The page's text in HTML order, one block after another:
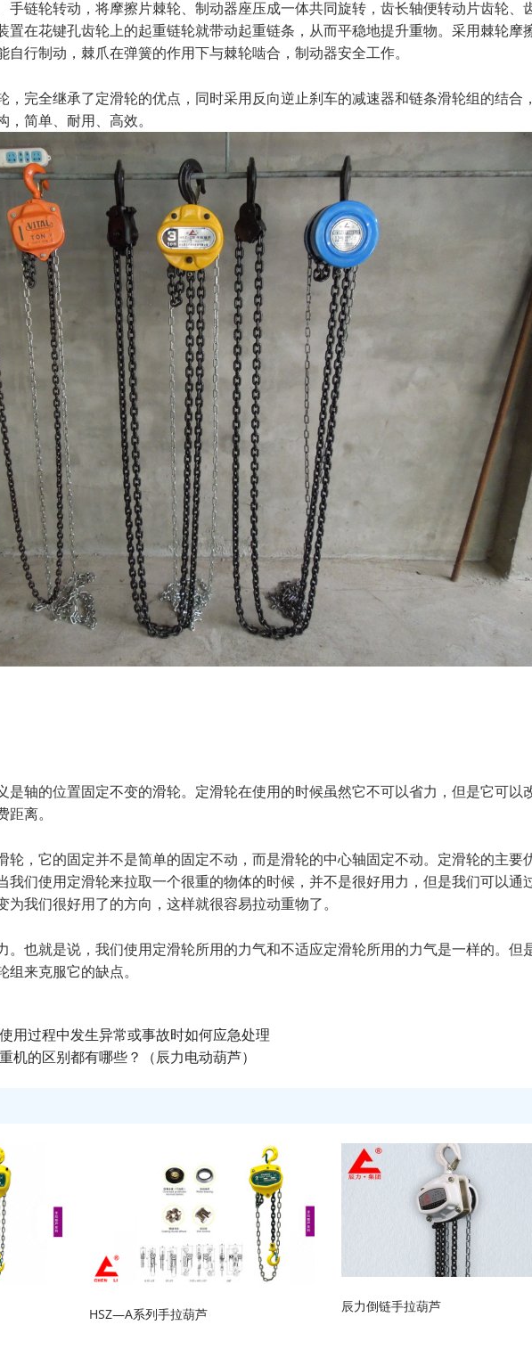
手链轮转动，将摩擦片棘轮、制动器座压成一体共同旋转，齿长轴便转动片齿轮、
置在花键孔齿轮上的起重链轮就带动起重链条，从而平稳地提升重物。采用棘轮摩
自行制动，棘爪在弹簧的作用下与棘轮啮合，制动器安全工作。
，完全继承了定滑轮的优点，同时采用反向逆止刹车的减速器和链条滑轮组的结合，
，简单、耐用、高效。
是轴的位置固定不变的滑轮。定滑轮在使用的时候虽然它不可以省力，但是它可以
距离。
轮，它的固定并不是简单的固定不动，而是滑轮的中心轴固定不动。定滑轮的主要
我们使用定滑轮来拉取一个很重的物体的时候，并不是很好用力，但是我们可以通
为我们很好用了的方向，这样就很容易拉动重物了。
。也就是说，我们使用定滑轮所用的力气和不适应定滑轮所用的力气是一样的。但
组来克服它的缺点。
用过程中发生异常或事故时如何应急处理
机的区别都有哪些？（辰力电动葫芦）
HSZ—A系列手拉葫芦 辰力倒链手拉葫芦